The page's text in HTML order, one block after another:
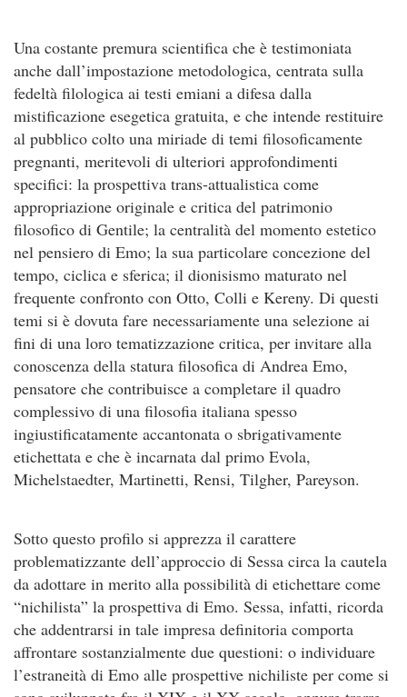
Una costante premura scientifica che è testimoniata
anche dall’impostazione metodologica, centrata sulla
fedeltà filologica ai testi emiani a difesa dalla
mistificazione esegetica gratuita, e che intende restituire
al pubblico colto una miriade di temi filosoficamente
pregnanti, meritevoli di ulteriori approfondimenti
specifici: la prospettiva trans-attualistica come
appropriazione originale e critica del patrimonio
filosofico di Gentile; la centralità del momento estetico
nel pensiero di Emo; la sua particolare concezione del
tempo, ciclica e sferica; il dionisismo maturato nel
frequente confronto con Otto, Colli e Kereny. Di questi
temi si è dovuta fare necessariamente una selezione ai
fini di una loro tematizzazione critica, per invitare alla
conoscenza della statura filosofica di Andrea Emo,
pensatore che contribuisce a completare il quadro
complessivo di una filosofia italiana spesso
ingiustificatamente accantonata o sbrigativamente
etichettata e che è incarnata dal primo Evola,
Michelstaedter, Martinetti, Rensi, Tilgher, Pareyson.
Sotto questo profilo si apprezza il carattere
problematizzante dell’approccio di Sessa circa la cautela
da adottare in merito alla possibilità di etichettare come
“nichilista” la prospettiva di Emo. Sessa, infatti, ricorda
che addentrarsi in tale impresa definitoria comporta
affrontare sostanzialmente due questioni: o individuare
l’estraneità di Emo alle prospettive nichiliste per come si